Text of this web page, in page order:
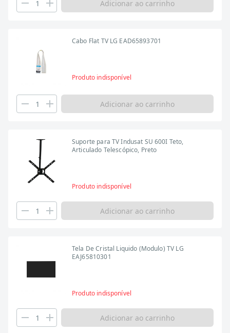
Adicionar ao carrinho
Cabo Flat TV LG EAD65893701
Produto indisponível
Adicionar ao carrinho
Suporte para TV Indusat SU 600I Teto,
Articulado Telescópico, Preto
Produto indisponível
Adicionar ao carrinho
Tela De Cristal Liquido (Modulo) TV LG
EAJ65810301
Produto indisponível
Adicionar ao carrinho